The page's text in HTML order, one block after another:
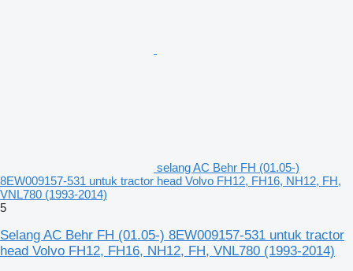
selang AC Behr FH (01.05-)
8EW009157-531 untuk tractor head Volvo FH12, FH16, NH12, FH,
VNL780 (1993-2014)
5
Selang AC Behr FH (01.05-) 8EW009157-531 untuk tractor
head Volvo FH12, FH16, NH12, FH, VNL780 (1993-2014)